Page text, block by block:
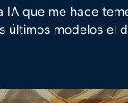
IA que me hace
últimos modelos el